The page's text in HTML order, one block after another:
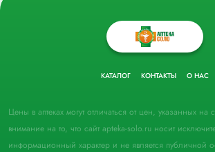
КАТАЛОГ КОНТАКТЫ О НАС
Цены в аптеках могут отличаться от цен, указанных
внимание на то, что сайт apteka-solo.ru носит
информационный характер и не является публичной